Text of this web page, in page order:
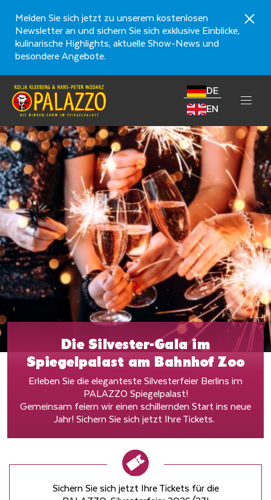
Melden Sie sich jetzt zu unserem kostenlosen
Newsletter an und sichern Sie sich exklusive Einblicke,
kulinarische Highlights, aktuelle Show-News und
besondere Angebote.
DE
EN
Die Silvester-Gala im
Spiegelpalast am Bahnhof Zoo
Erleben Sie die eleganteste Silvesterfeier Berlins im
PALAZZO Spiegelpalast!
Gemeinsam feiern wir einen schillernden Start ins neue
Jahr! Sichern Sie sich jetzt Ihre Tickets.
Sichern Sie sich jetzt Ihre Tickets für die